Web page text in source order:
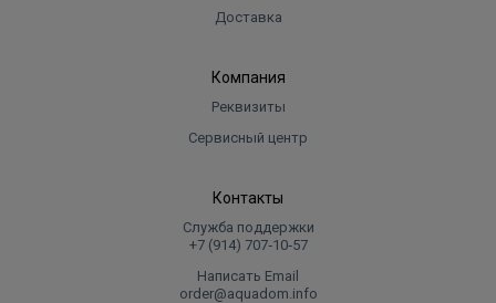
Доставка
Компания
Реквизиты
Сервисный центр
Контакты
Служба поддержки
+7 (914) 707‑10‑57
Написать Email
order@aquadom.info